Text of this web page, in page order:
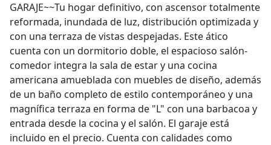
GARAJE~~Tu hogar definitivo, con ascensor totalmente
reformada, inundada de luz, distribución optimizada y
con una terraza de vistas despejadas. Este ático
cuenta con un dormitorio doble, el espacioso salón-
comedor integra la sala de estar y una cocina
americana amueblada con muebles de diseño, además
de un baño completo de estilo contemporáneo y una
magnífica terraza en forma de "L" con una barbacoa y
entrada desde la cocina y el salón. El garaje está
incluido en el precio. Cuenta con calidades como